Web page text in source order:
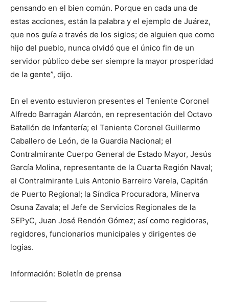
pensando en el bien común. Porque en cada una de
estas acciones, están la palabra y el ejemplo de Juárez,
que nos guía a través de los siglos; de alguien que como
hijo del pueblo, nunca olvidó que el único fin de un
servidor público debe ser siempre la mayor prosperidad
de la gente”, dijo.
En el evento estuvieron presentes el Teniente Coronel
Alfredo Barragán Alarcón, en representación del Octavo
Batallón de Infantería; el Teniente Coronel Guillermo
Caballero de León, de la Guardia Nacional; el
Contralmirante Cuerpo General de Estado Mayor, Jesús
García Molina, representante de la Cuarta Región Naval;
el Contralmirante Luis Antonio Barreiro Varela, Capitán
de Puerto Regional; la Síndica Procuradora, Minerva
Osuna Zavala; el Jefe de Servicios Regionales de la
SEPyC, Juan José Rendón Gómez; así como regidoras,
regidores, funcionarios municipales y dirigentes de
logias.
Información: Boletín de prensa